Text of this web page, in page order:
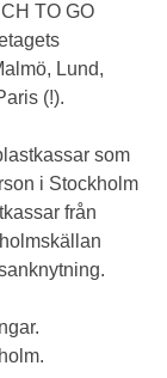
TO GO
Lund,
(!).
som
i Stockholm
från